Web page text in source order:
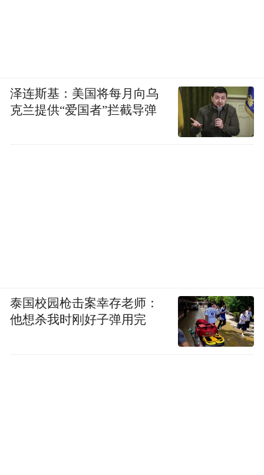
泽连斯基：美国将每月向乌
克兰提供“爱国者”拦截导弹
泰国校园枪击案幸存老师：
他想杀我时刚好子弹用完